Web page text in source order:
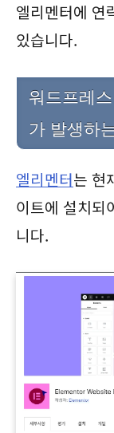
엘리멘터에 연
있습니다.
워드프레
가 발생하
엘리멘터는 현
이트에 설치되
니다.